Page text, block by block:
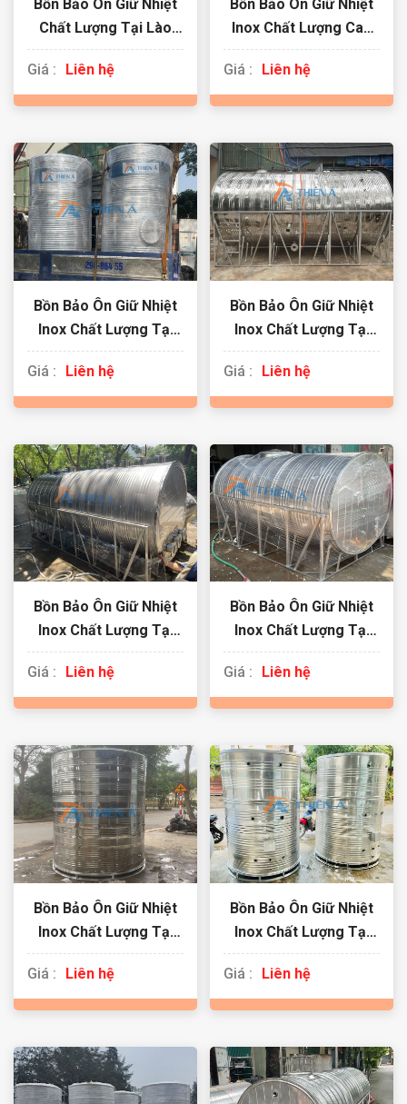
Bồn Bảo Ôn Giữ Nhiệt
Chất Lượng Tại Lào
Cai
Giá :
Liên hệ
Bồn Bảo Ôn Giữ Nhiệt
Inox Chất Lượng Cao
Tại Quận Thanh Xuân
Giá :
Liên hệ
Bồn Bảo Ôn Giữ Nhiệt
Inox Chất Lượng Tại
Quảng Ninh
Giá :
Liên hệ
Bồn Bảo Ôn Giữ Nhiệt
Inox Chất Lượng Tại
Ninh Bình
Giá :
Liên hệ
Bồn Bảo Ôn Giữ Nhiệt
Inox Chất Lượng Tại
Tuyên Quang
Giá :
Liên hệ
Bồn Bảo Ôn Giữ Nhiệt
Inox Chất Lượng Tại
Vĩnh Phúc
Giá :
Liên hệ
Bồn Bảo Ôn Giữ Nhiệt
Inox Chất Lượng Tại
Hà Nam
Giá :
Liên hệ
Bồn Bảo Ôn Giữ Nhiệt
Inox Chất Lượng Tại
Phú Thọ
Giá :
Liên hệ